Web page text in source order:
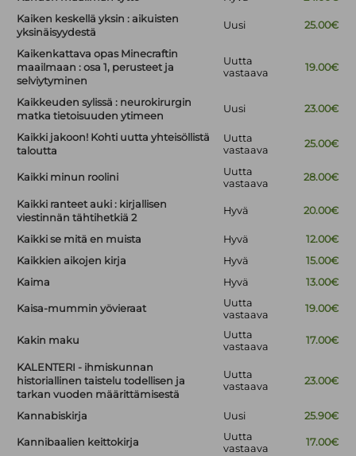
Kaiken keskellä yksin : aikuisten
yksinäisyydestä
Uusi 25.00€
Kaikenkattava opas Minecraftin
maailmaan : osa 1, perusteet ja
selviytyminen
Uutta
vastaava
19.00€
Kaikkeuden sylissä : neurokirurgin
matka tietoisuuden ytimeen
Uusi 23.00€
Kaikki jakoon! Kohti uutta yhteisöllistä
taloutta
Uutta
vastaava
25.00€
Kaikki minun roolini
Uutta
vastaava
28.00€
Kaikki ranteet auki : kirjallisen
viestinnän tähtihetkiä 2
Hyvä 20.00€
Kaikki se mitä en muista Hyvä
12.00€
Kaikkien aikojen kirja
Hyvä
15.00€
Kaima
Hyvä 13.00€
Kaisa-mummin yövieraat
Uutta
vastaava
19.00€
Kakin maku
Uutta
vastaava
17.00€
KALENTERI - ihmiskunnan
historiallinen taistelu todellisen ja
tarkan vuoden määrittämisestä
Uutta
vastaava
23.00€
Kannabiskirja Uusi 25.90€
Kannibaalien keittokirja
Uutta
vastaava
17.00€